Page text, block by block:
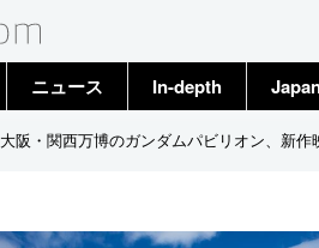
ニュース
トップ
In-depth
大阪・関西万博のガンダムパビリオン、新